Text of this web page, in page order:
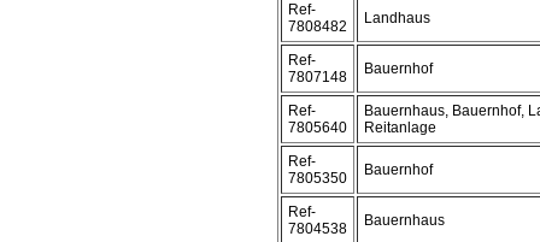
Ref-
7808482
Landhaus
Ref-
7807148
Bauernhof
Ref-
7805640
Bauernhaus, Bauernhof,
Reitanlage
Ref-
7805350
Bauernhof
Ref-
7804538
Bauernhaus